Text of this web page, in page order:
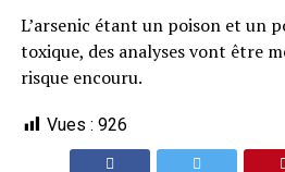
L’arsenic étant un poison et un
toxique, des analyses vont être
risque encouru.
Vues : 926